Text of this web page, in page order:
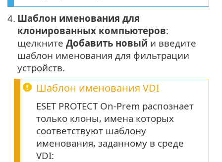
4. Шаблон именования для
клонированных компьютеров:
щелкните Добавить новый и введите
шаблон именования для фильтрации
устройств.
Шаблон именования VDI
ESET PROTECT On-Prem распознает
только клоны, имена которых
соответствуют шаблону
именования, заданному в среде
VDI: